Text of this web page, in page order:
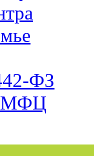
ФЗ